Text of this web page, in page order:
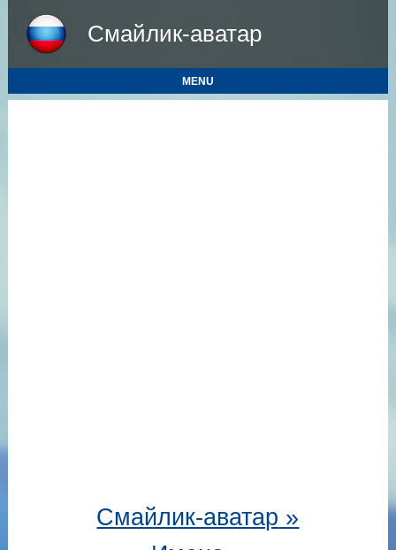
Смайлик-аватар
MENU
Смайлик-аватар »